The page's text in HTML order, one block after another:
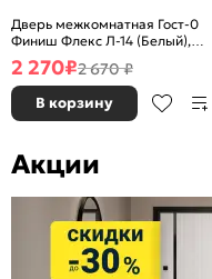
Дверь межкомнатная Гост-0
Финиш Флекс Л-14 (Белый),
глухая, каркасно-щитовая
2 270₽2 670 ₽
В корзину
Акции